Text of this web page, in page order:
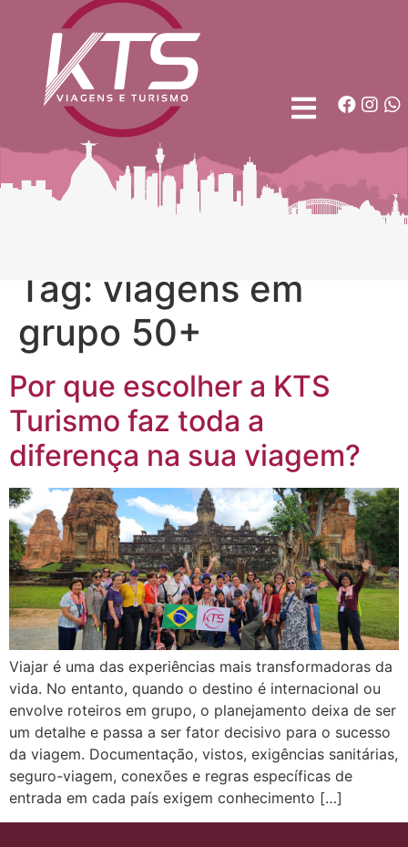
Tag: viagens em
grupo 50+
Por que escolher a KTS
Turismo faz toda a
diferença na sua viagem?
Viajar é uma das experiências mais transformadoras da
vida. No entanto, quando o destino é internacional ou
envolve roteiros em grupo, o planejamento deixa de ser
um detalhe e passa a ser fator decisivo para o sucesso
da viagem. Documentação, vistos, exigências sanitárias,
seguro-viagem, conexões e regras específicas de
entrada em cada país exigem conhecimento […]